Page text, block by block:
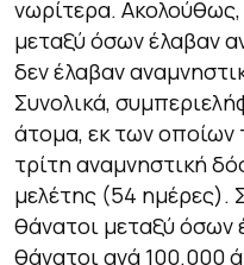
νωρίτερα.
μεταξύ όσων έλαβαν
δεν έλαβαν
Συνολικά,
άτομα, εκ των οποίων
τρίτη αναμνηστική
μελέτης (54 ημέρες).
θάνατοι μεταξύ όσων
θάνατοι ανά 100.000